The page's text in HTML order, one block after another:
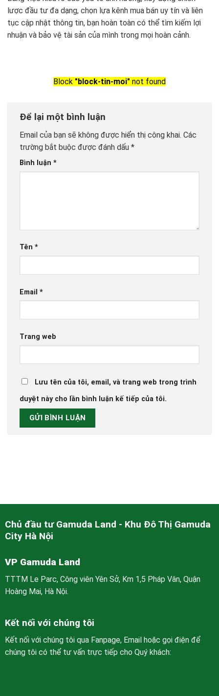
lược đầu tư đa dạng, chọn lựa kênh mua bán uy tín và liên
tục cập nhật thông tin, bạn hoàn toàn có thể tìm kiếm lợi
nhuận và bảo vệ tài sản của mình trong mọi hoàn cảnh.
Block "block-tin-moi" not found
Để lại một bình luận
Email của bạn sẽ không được hiển thị công khai. Các
trường bắt buộc được đánh dấu *
Bình luận *
Tên *
Email *
Trang web
Lưu tên của tôi, email, và trang web trong trình
duyệt này cho lần bình luận kế tiếp của tôi.
Chủ đầu tư Gamuda Land - Khu Đô Thị Gamuda
City Hà Nội
VP Gamuda Land
TTTM Le Parc, Công viên Yên Sở, Km 1,5 Pháp Vân, Quận
Hoàng Mai, Hà Nội.
Kết nối với chúng tôi
Kết nối với chúng tôi qua Fanpage, Email hoặc gọi điện để
chúng tôi có thể tư vấn trực tiếp cho Quý khách: